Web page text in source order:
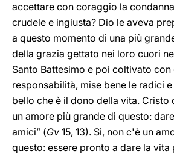
accettare con coraggio la
crudele e ingiusta? Dio le aveva
a questo momento di una più
della grazia gettato nei loro cuori
Santo Battesimo e poi coltivato con
responsabilità, mise bene le radici
bello che è il dono della vita. Cristo
un amore più grande di questo:
amici” (Gv 15, 13). Sì, non c'è un
questo: essere pronto a dare la vita